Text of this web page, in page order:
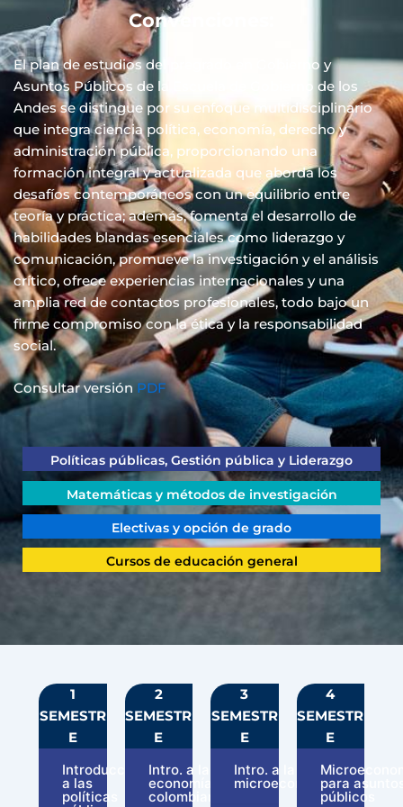
Convenciones:
El plan de estudios del pregrado en Gobierno y
Asuntos Públicos de la Escuela de Gobierno de los
Andes se distingue por su enfoque multidisciplinario
que integra ciencia política, economía, derecho y
administración pública, proporcionando una
formación integral y actualizada que aborda los
desafíos contemporáneos con un equilibrio entre
teoría y práctica; además, fomenta el desarrollo de
habilidades blandas esenciales como liderazgo y
comunicación, promueve la investigación y el análisis
crítico, ofrece experiencias internacionales y una
amplia red de contactos profesionales, todo bajo un
firme compromiso con la ética y la responsabilidad
social.
Consultar versión PDF
Políticas públicas, Gestión pública y Liderazgo
Matemáticas y métodos de investigación
Electivas y opción de grado
Cursos de educación general
1
SEMESTR
E
Introducción
a las
políticas
2
SEMESTR
E
Intro. a la
economía
colombiana
3
SEMESTR
E
Intro. a la
microeconomía
4
SEMESTR
E
para
públicos